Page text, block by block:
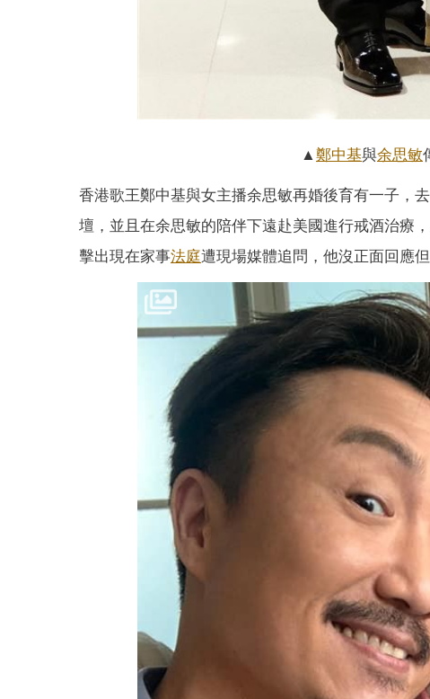
▲鄭中基與余思敏
香港歌王鄭中基與女主播余思敏再婚後育有一子，
壇，並且在余思敏的陪伴下遠赴美國進行戒酒治療
擊出現在家事法庭遭現場媒體追問，他沒正面回應